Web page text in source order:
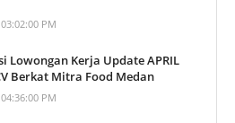
PM
Lowongan Kerja Update APRIL
Berkat Mitra Food Medan
PM